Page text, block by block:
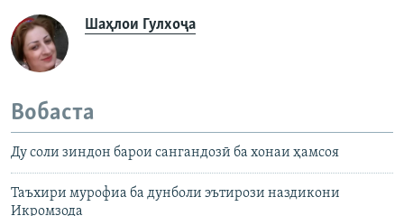
Шаҳлои Гулхоҷа
Вобаста
Ду соли зиндон барои сангандозӣ ба хонаи ҳамсоя
Таъхири мурофиа ба дунболи эътирози наздикони
Икромзода